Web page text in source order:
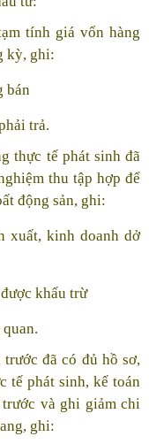
tính giá vốn hàng
kỳ, ghi:
bán
trả.
thực tế phát sinh đã
thu tập hợp để
động sản, ghi:
xuất, kinh doanh dở
khấu trừ
đã có đủ hồ sơ,
tế phát sinh, kế toán
và ghi giảm chi
ghi: